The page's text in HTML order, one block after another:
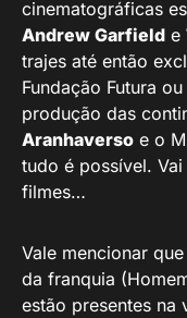
cinematográficas
Andrew Garfield e
trajes até então
Fundação Futura
produção das
Aranhaverso e o
tudo é possível.
filmes…
Vale mencionar
da franquia
estão presentes na